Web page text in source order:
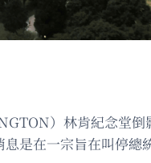
）林肯紀念
是在一宗旨在叫停